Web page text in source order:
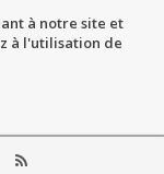
à notre site et
à l'utilisation de